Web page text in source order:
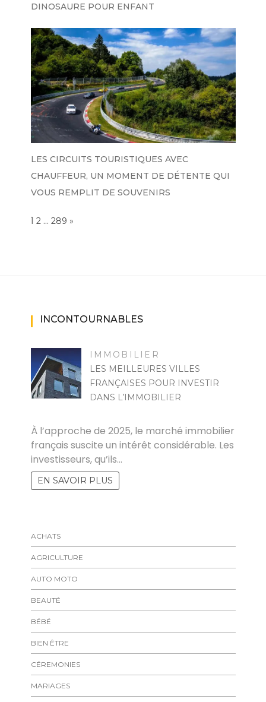
DINOSAURE POUR ENFANT
LES CIRCUITS TOURISTIQUES AVEC
CHAUFFEUR, UN MOMENT DE DÉTENTE QUI
VOUS REMPLIT DE SOUVENIRS
Page:
1 2 … 289 NEXT
»
INCONTOURNABLES
IMMOBILIER
LES MEILLEURES VILLES
FRANÇAISES POUR INVESTIR
DANS L’IMMOBILIER
À l’approche de 2025, le marché immobilier
français suscite un intérêt considérable. Les
investisseurs, qu’ils…
EN SAVOIR PLUS
ACHATS
AGRICULTURE
AUTO MOTO
BEAUTÉ
BÉBÉ
BIEN ÊTRE
CÉREMONIES
MARIAGES